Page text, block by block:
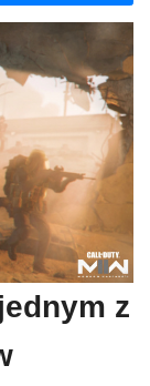
z